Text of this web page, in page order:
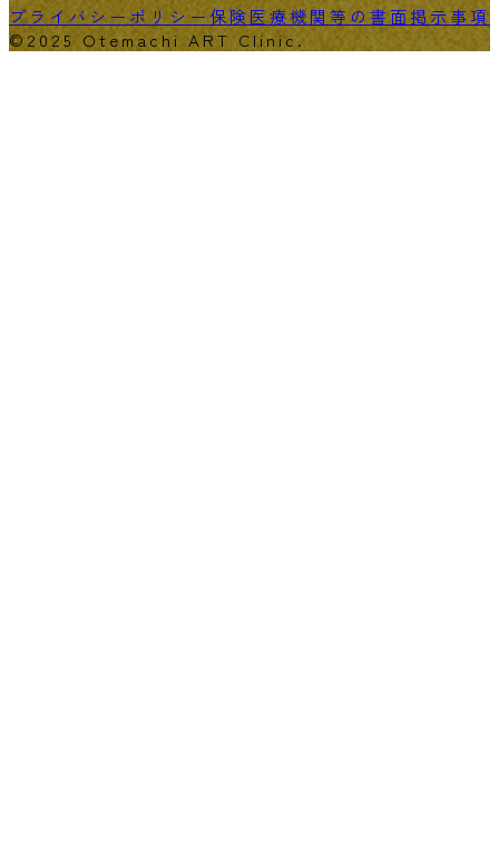
プライバシーポリシー保険医療機関等の書面掲示事項
©2025 Otemachi ART Clinic.